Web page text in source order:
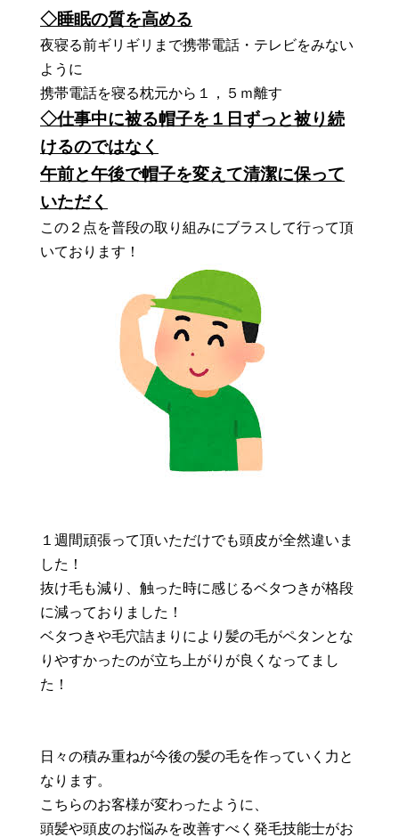
◇睡眠の質を高める
夜寝る前ギリギリまで携帯電話・テレビをみない
ように
携帯電話を寝る枕元から１，５ｍ離す
◇仕事中に被る帽子を１日ずっと被り続
けるのではなく
午前と午後で帽子を変えて清潔に保って
いただく
この２点を普段の取り組みにブラスして行って頂
いております！
１週間頑張って頂いただけでも頭皮が全然違いま
した！
抜け毛も減り、触った時に感じるベタつきが格段
に減っておりました！
ベタつきや毛穴詰まりにより髪の毛がペタンとな
りやすかったのが立ち上がりが良くなってまし
た！
日々の積み重ねが今後の髪の毛を作っていく力と
なります。
こちらのお客様が変わったように、
頭髪や頭皮のお悩みを改善すべく発毛技能士がお